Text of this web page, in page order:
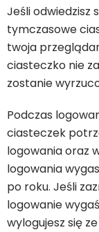
Jeśli odwiedzisz
tymczasowe
twoja
ciasteczko nie
zostanie
Podczas
ciasteczek
logowania oraz
logowania
po roku. Jeśli
logowanie
wylogujesz się